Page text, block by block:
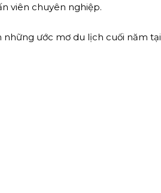
viên chuyên nghiệp.
những ước mơ du lịch cuối năm tại